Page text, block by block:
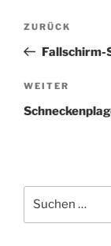
Vorheriger
Beitrag
ZURÜCK
Fallschirm-
Nächster
Beitrag
WEITER
nach: